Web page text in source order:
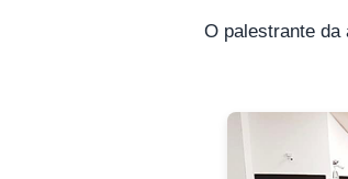
O palestrante da